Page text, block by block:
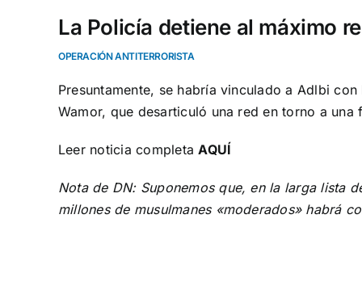
La Policía detiene al máximo
OPERACIÓN ANTITERRORISTA
Presuntamente, se habría vinculado a Adlbi con
Wamor, que desarticuló una red en torno a
Leer noticia completaAQUÍ
Nota de DN: Suponemos que, en la larga lista
millones de musulmanes «moderados» habrá